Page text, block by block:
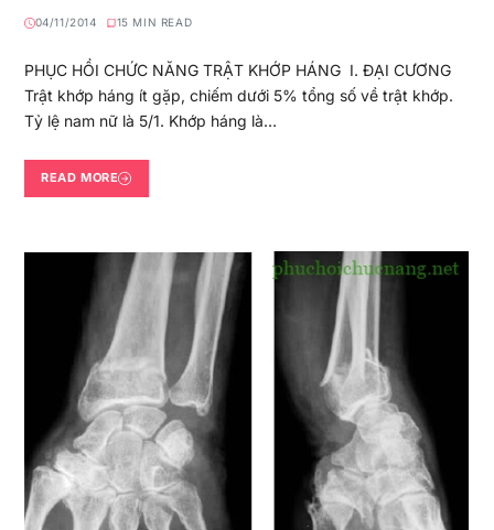
04/11/2014 15 MIN READ
PHỤC HỒI CHỨC NĂNG TRẬT KHỚP HÁNG I. ĐẠI CƯƠNG
Trật khớp háng ít gặp, chiếm dưới 5% tổng số về trật khớp.
Tỷ lệ nam nữ là 5/1. Khớp háng là…
READ MORE